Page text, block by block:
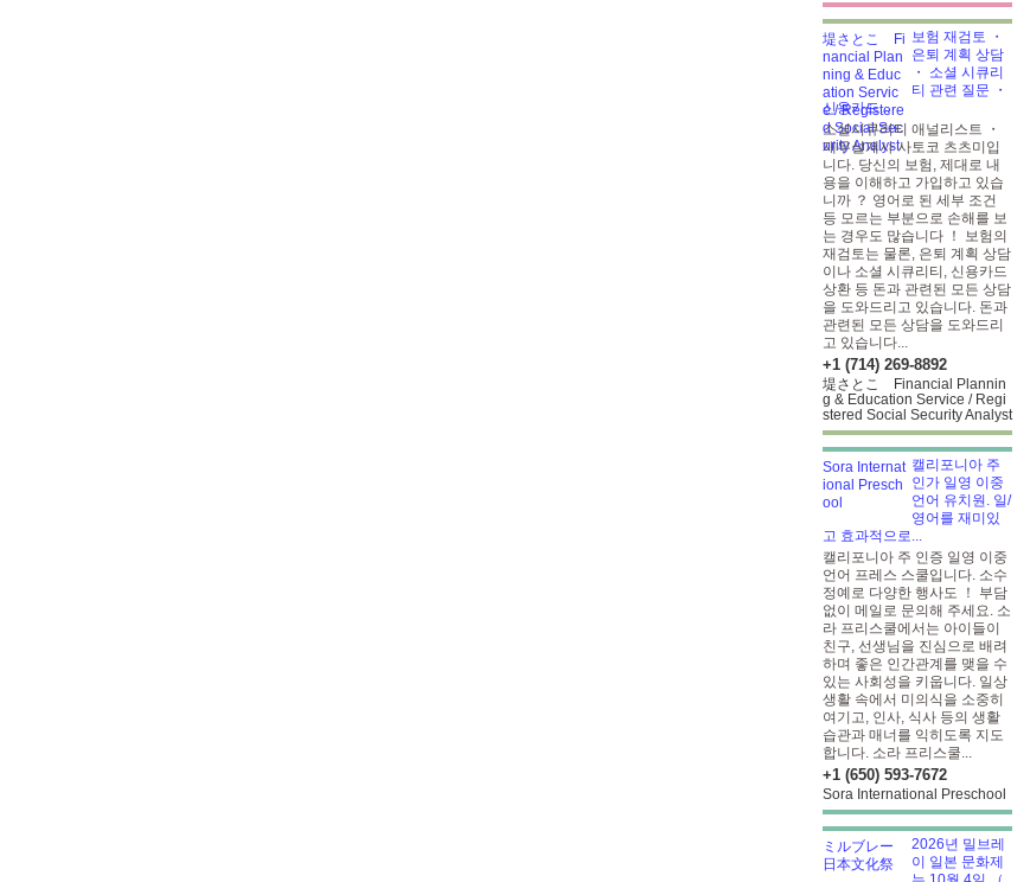
보험 재검토 ・
은퇴 계획 상담
・ 소셜 시큐리
티 관련 질문 ・
신용카드...
소셜시큐리티 애널리스트 ・
재무설계사 사토코 츠츠미입
니다. 당신의 보험, 제대로 내
용을 이해하고 가입하고 있습
니까 ？ 영어로 된 세부 조건
등 모르는 부분으로 손해를 보
는 경우도 많습니다 ！ 보험의
재검토는 물론, 은퇴 계획 상담
이나 소셜 시큐리티, 신용카드
상환 등 돈과 관련된 모든 상담
을 도와드리고 있습니다. 돈과
관련된 모든 상담을 도와드리
고 있습니다...
+1 (714) 269-8892
堤さとこ Financial Plannin
g & Education Service / Regi
stered Social Security Analyst
캘리포니아 주
인가 일영 이중
언어 유치원. 일/
영어를 재미있
고 효과적으로...
캘리포니아 주 인증 일영 이중
언어 프레스 스쿨입니다. 소수
정예로 다양한 행사도 ！ 부담
없이 메일로 문의해 주세요. 소
라 프리스쿨에서는 아이들이
친구, 선생님을 진심으로 배려
하며 좋은 인간관계를 맺을 수
있는 사회성을 키웁니다. 일상
생활 속에서 미의식을 소중히
여기고, 인사, 식사 등의 생활
습관과 매너를 익히도록 지도
합니다. 소라 프리스쿨...
+1 (650) 593-7672
Sora International Preschool
2026년 밀브레
이 일본 문화제